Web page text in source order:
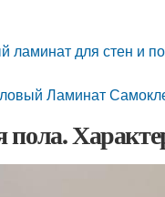
для стен и
Ламинат